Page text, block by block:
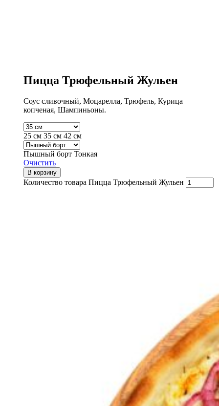
Пицца Трюфельный Жульен
Соус сливочный, Моцарелла, Трюфель, Курица
копченая, Шампиньоны.
25 см 35 см 42 см
Пышный борт Тонкая
Очистить
В корзину
Количество товара Пицца Трюфельный Жульен